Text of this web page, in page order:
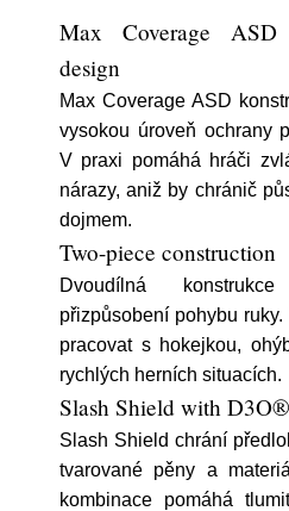
Max Coverage ASD
design
Max Coverage ASD
vysokou úroveň ochrany
V praxi pomáhá hráči
nárazy, aniž by chránič
dojmem.
Two-piece construction
Dvoudílná
přizpůsobení pohybu
pracovat s hokejkou,
rychlých herních situacích.
Slash Shield with
Slash Shield chrání
tvarované pěny a
kombinace pomáhá